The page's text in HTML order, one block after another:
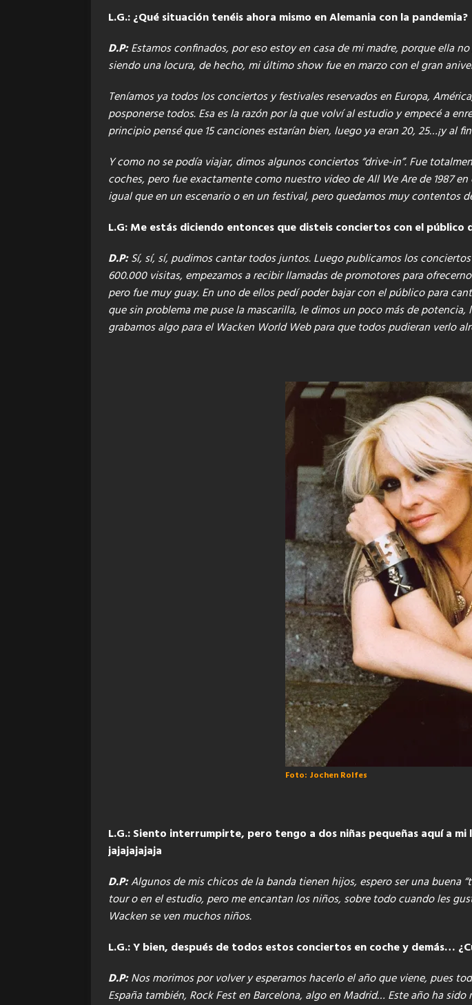
L.G.: ¿Qué situación tenéis ahora mismo en Alemania con la pandemia?
D.P:Estamos confinados, por eso estoy en casa de mi madre, porque ella
siendo una locura, de hecho, mi último show fue en marzo con el gran
Teníamos ya todos los conciertos y festivales reservados en Europa,
posponerse todos. Esa es la razón por la que volví al estudio y empecé a
principio pensé que 15 canciones estarían bien, luego ya eran 20, 25…¡y al
Y como no se podía viajar, dimos algunos conciertos “drive-in”. Fue
coches, pero fue exactamente como nuestro video de All We Are de 1987
igual que en un escenario o en un festival, pero quedamos muy contentos
L.G: Me estás diciendo entonces que disteis conciertos con el público
D.P:Sí, sí, sí, pudimos cantar todos juntos. Luego publicamos los
600.000 visitas, empezamos a recibir llamadas de promotores para
pero fue muy guay. En uno de ellos pedí poder bajar con el público para
que sin problema me puse la mascarilla, le dimos un poco más de
grabamos algo para el Wacken World Web para que todos pudieran verlo
Foto: Jochen Rolfes
L.G.: Siento interrumpirte, pero tengo a dos niñas pequeñas aquí a
jajajajajaja
D.P:Algunos de mis chicos de la banda tienen hijos, espero ser una buena
tour o en el estudio, pero me encantan los niños, sobre todo cuando les
Wacken se ven muchos niños.
L.G.: Y bien, después de todos estos conciertos en coche y demás…
D.P:Nos morimos por volver y esperamos hacerlo el año que viene, pues
España también, Rock Fest en Barcelona, algo en Madrid… Este año ha